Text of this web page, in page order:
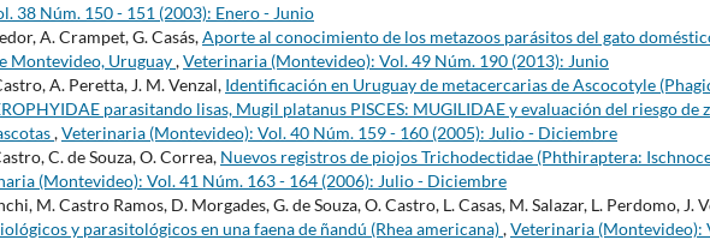
38 Núm. 150 - 151 (2003): Enero - Junio
A. Crampet, G. Casás,Aporte al conocimiento de los metazoos parásitos del gato
Montevideo, Uruguay,Veterinaria (Montevideo): Vol. 49 Núm. 190 (2013): Junio
A. Peretta, J. M. Venzal, Identificación en Uruguay de metacercarias de Ascocotyle
parasitando lisas, Mugil platanus PISCES: MUGILIDAE y evaluación del riesgo de
,Veterinaria (Montevideo): Vol. 40 Núm. 159 - 160 (2005): Julio - Diciembre
C. de Souza, O. Correa, Nuevos registros de piojos Trichodectidae (Phthiraptera:
(Montevideo): Vol. 41 Núm. 163 - 164 (2006): Julio - Diciembre
M. Castro Ramos, D. Morgades, G. de Souza, O. Castro, L. Casas, M. Salazar, L. Perdomo, J.
y parasitológicos en una faena de ñandú (Rhea americana),Veterinaria (Montevideo):